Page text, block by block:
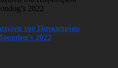
του Παγκυπρίου
2022